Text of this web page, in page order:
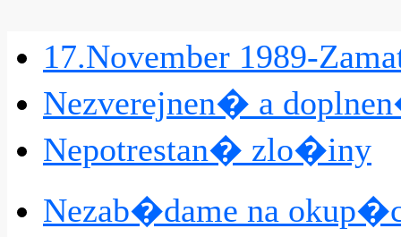
17.November 1989-
Nezverejnen� a
Nepotrestan� zlo�iny
Nezab�dame na